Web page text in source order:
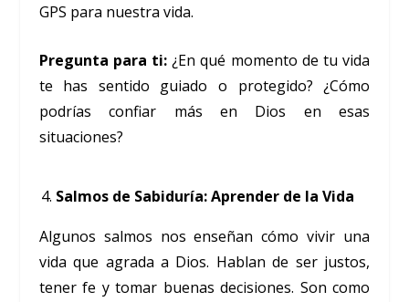
GPS para nuestra vida.
Pregunta para ti: ¿En qué momento de tu vida
te has sentido guiado o protegido? ¿Cómo
podrías confiar más en Dios en esas
situaciones?
Salmos de Sabiduría: Aprender de la Vida
Algunos salmos nos enseñan cómo vivir una
vida que agrada a Dios. Hablan de ser justos,
tener fe y tomar buenas decisiones. Son como